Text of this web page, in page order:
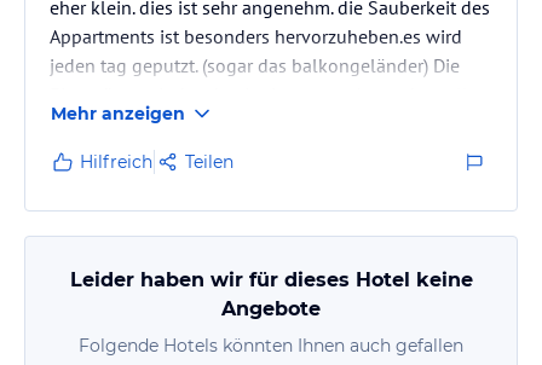
eher klein. dies ist sehr angenehm. die Sauberkeit des
Appartments ist besonders hervorzuheben.es wird
jeden tag geputzt. (sogar das balkongeländer) Die
fliessend englisch.
in der Zeit als wir dort waren, waren noch nicht allzu
viele touristen dort. sehr angenehm. sehr zu
empfehlen ist, sich ein quad oder ein motorad
auszuleihen und damit die insel zu erkunden.. macht
richtig spass.
der strand liegt direkt auf…
Mehr anzeigen
Hilfreich Teilen
Leider haben wir für dieses Hotel keine
Angebote
Folgende Hotels könnten Ihnen auch gefallen